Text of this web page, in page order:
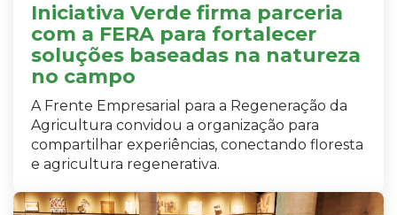
Iniciativa Verde firma parceria
com a FERA para fortalecer
soluções baseadas na natureza
no campo
A Frente Empresarial para a Regeneração da
Agricultura convidou a organização para
compartilhar experiências, conectando floresta
e agricultura regenerativa.